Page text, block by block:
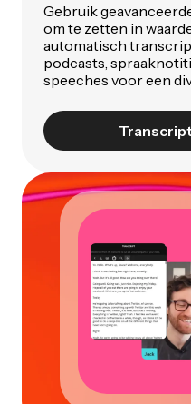
Gebruik
om te zetten in
automatisch
podcasts,
speeches voor een